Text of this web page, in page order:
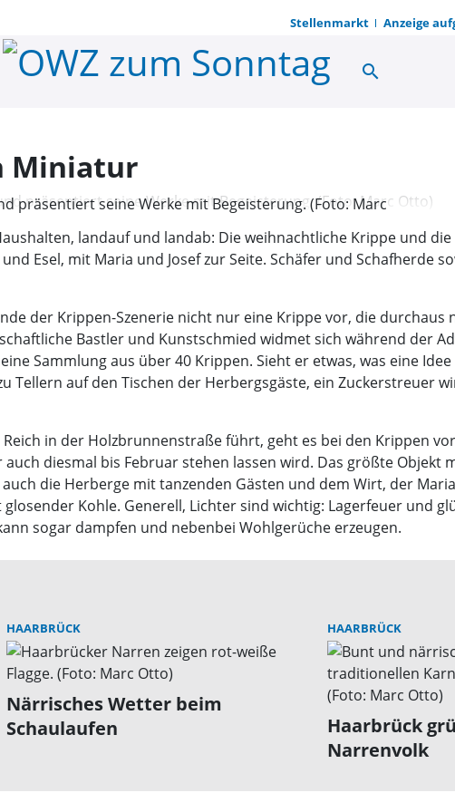
Stellenmarkt Anzeige
Das Kindlein im
search
Miniatur
präsentiert seine Werke mit Begeisterung. (Foto: Marc
landauf und landab: Die weihnachtliche Krippe und die
Esel, mit Maria und Josef zur Seite. Schäfer und Schafherde
der Krippen-Szenerie nicht nur eine Krippe vor, die durchaus
Bastler und Kunstschmied widmet sich während der
Sammlung aus über 40 Krippen. Sieht er etwas, was eine
Tellern auf den Tischen der Herbergsgäste, ein Zuckerstreuer
in der Holzbrunnenstraße führt, geht es bei den Krippen
diesmal bis Februar stehen lassen wird. Das größte Objekt
die Herberge mit tanzenden Gästen und dem Wirt, der
Kohle. Generell, Lichter sind wichtig: Lagerfeuer und
sogar dampfen und nebenbei Wohlgerüche erzeugen.
HAARBRÜCK
Närrisches Wetter beim
Schaulaufen
HAARBRÜCK
Haarbrück
Narrenvolk